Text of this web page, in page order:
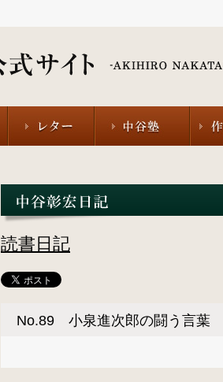
読書日記
No.89 小泉進次郎の闘う言葉